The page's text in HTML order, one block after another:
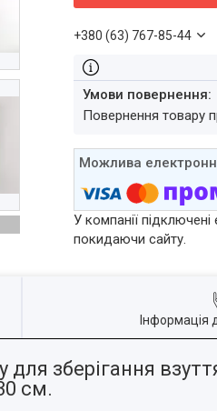
+380 (63) 767-85-44
повернення товару
У компанії
покидаючи сайту.
Інформація
зберігання
см.